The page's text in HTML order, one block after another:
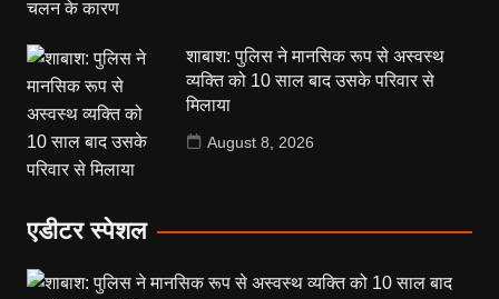
शाबाश: पुलिस ने मानसिक रूप से अस्वस्थ
व्यक्ति को 10 साल बाद उसके परिवार से
मिलाया
August 8, 2026
एडीटर स्पेशल